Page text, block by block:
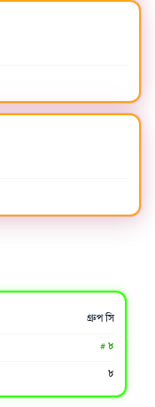
গ্রুপ সি
# ৮
৮